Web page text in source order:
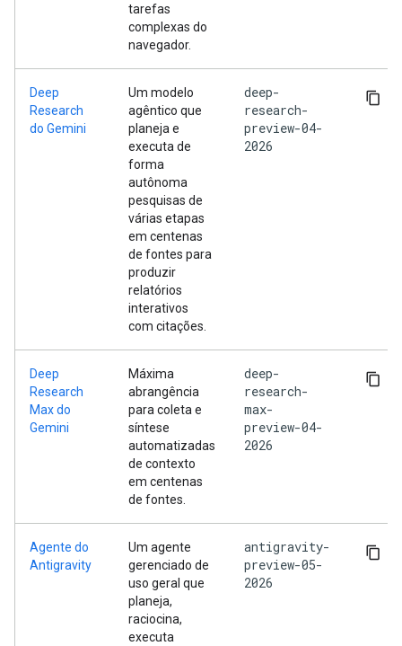
tarefas
complexas do
navegador.
Deep
Research
do Gemini
Um modelo
agêntico que
planeja e
executa de
forma
autônoma
pesquisas de
várias etapas
em centenas
de fontes para
produzir
relatórios
interativos
com citações.
deep-
research-
preview-04-
2026
Deep
Research
Max do
Gemini
Máxima
abrangência
para coleta e
síntese
automatizadas
de contexto
em centenas
de fontes.
deep-
research-
max-
preview-04-
2026
Agente do
Antigravity
Um agente
gerenciado de
uso geral que
planeja,
raciocina,
executa
antigravity-
preview-05-
2026